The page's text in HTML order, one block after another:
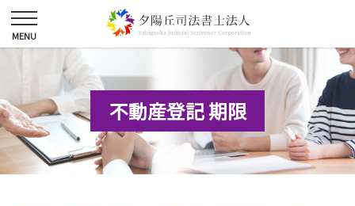
不動産登記 期限